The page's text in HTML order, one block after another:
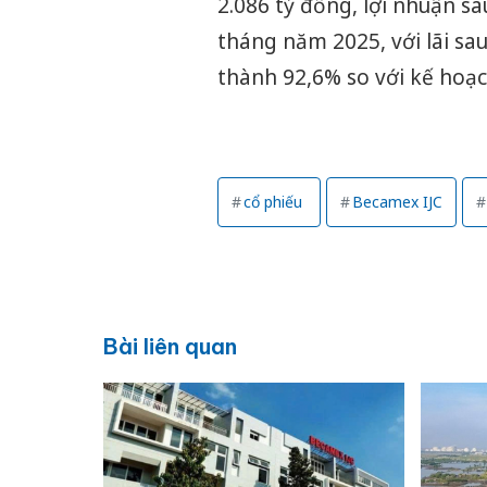
2.086 tỷ đồng, lợi nhuận
tháng năm 2025, với lãi
thành 92,6% so với kế
cổ phiếu Becamex IJC
Bài liên quan